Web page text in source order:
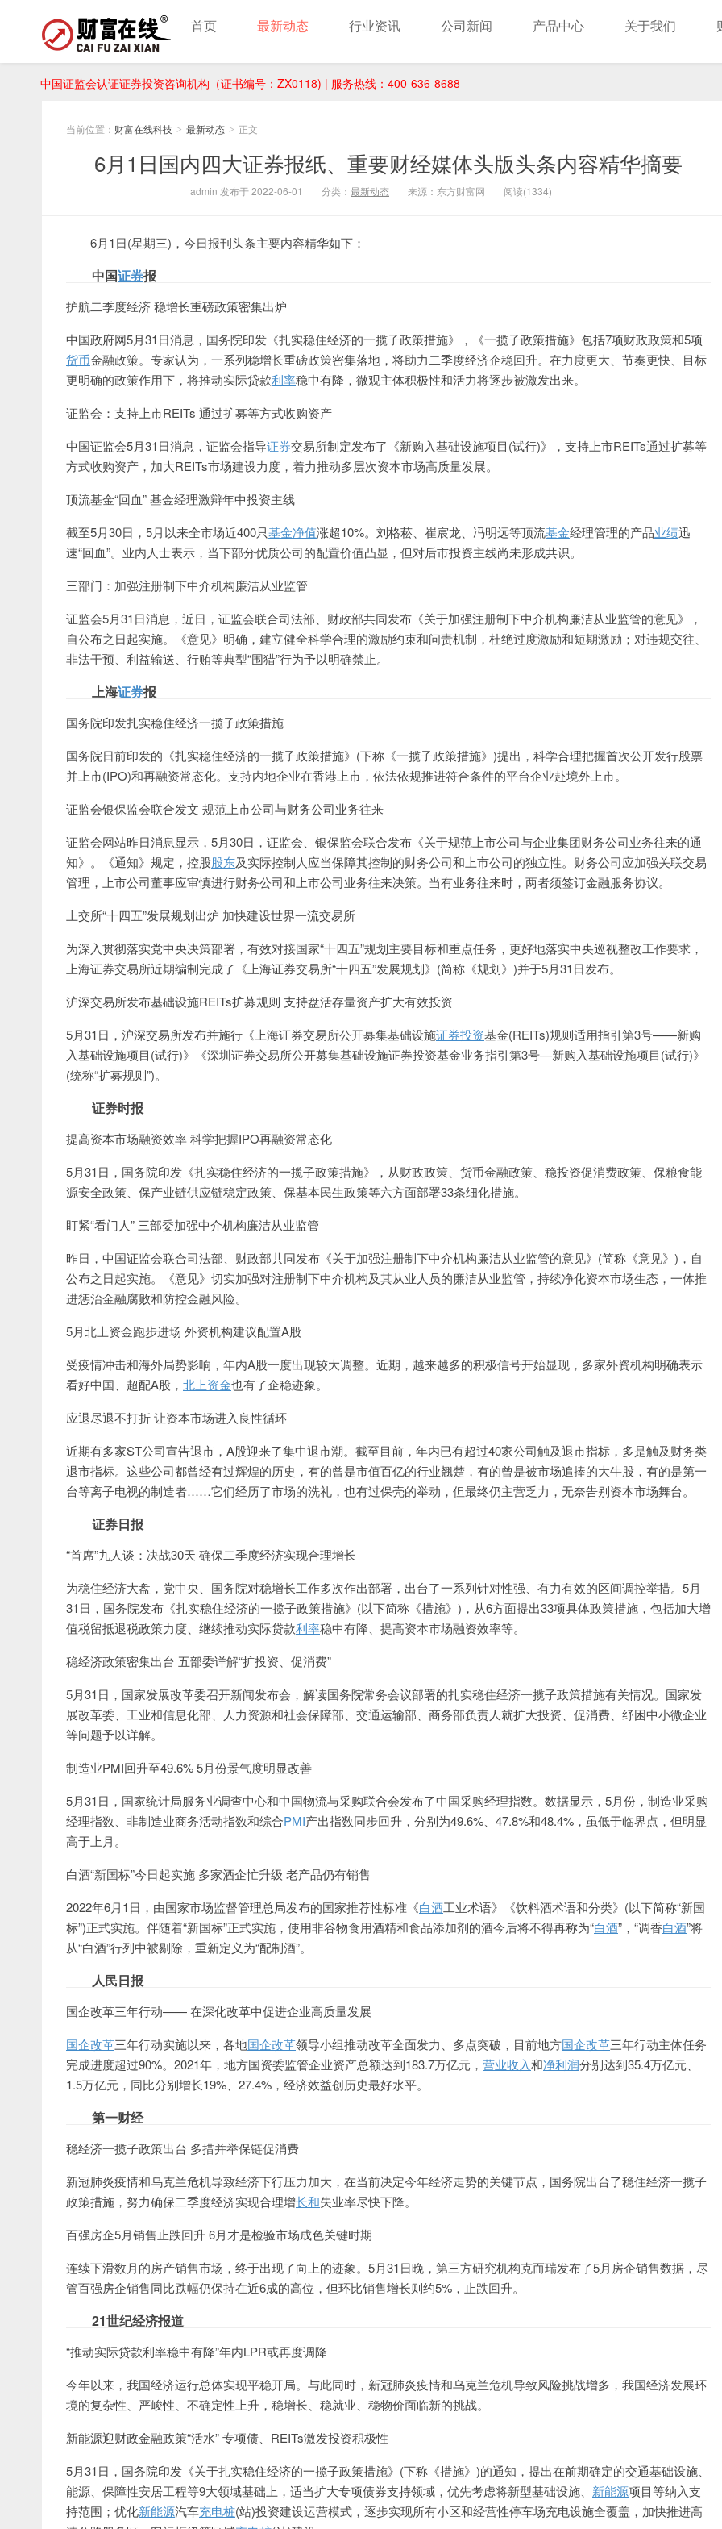
中国证监会认证证券投资咨询机构（证书编号：ZX0118) | 服务热线：400-636-8688
首页 最新动态 行业资讯 公司新闻 产品中心 关于我们
当前位置： 财富在线科技 > 最新动态 > 正文
6月1日国内四大证券报纸、重要财经媒体头版头条内容精华摘要
admin 发布于 2022-06-01 分类： 最新动态 来源：东方财富网 阅读(1334)
6月1日(星期三)，今日报刊头条主要内容精华如下：
中国证券报
护航二季度经济 稳增长重磅政策密集出炉
中国政府网5月31日消息，国务院印发《扎实稳住经济的一揽子政策措施》，《一揽子政策措施》包括7项财政政策和5项
货币金融政策。专家认为，一系列稳增长重磅政策密集落地，将助力二季度经济企稳回升。在力度更大、节奏更快、目标
更明确的政策作用下，将推动实际贷款利率稳中有降，微观主体积极性和活力将逐步被激发出来。
证监会：支持上市REITs 通过扩募等方式收购资产
中国证监会5月31日消息，证监会指导证券交易所制定发布了《新购入基础设施项目(试行)》，支持上市REITs通过扩募等
方式收购资产，加大REITs市场建设力度，着力推动多层次资本市场高质量发展。
顶流基金“回血” 基金经理激辩年中投资主线
截至5月30日，5月以来全市场近400只基金净值涨超10%。刘格菘、崔宸龙、冯明远等顶流基金经理管理的产品业绩迅
速“回血”。业内人士表示，当下部分优质公司的配置价值凸显，但对后市投资主线尚未形成共识。
三部门：加强注册制下中介机构廉洁从业监管
证监会5月31日消息，近日，证监会联合司法部、财政部共同发布《关于加强注册制下中介机构廉洁从业监管的意见》，
自公布之日起实施。《意见》明确，建立健全科学合理的激励约束和问责机制，杜绝过度激励和短期激励；对违规交往、
非法干预、利益输送、行贿等典型“围猎”行为予以明确禁止。
上海证券报
国务院印发扎实稳住经济一揽子政策措施
国务院日前印发的《扎实稳住经济的一揽子政策措施》(下称《一揽子政策措施》)提出，科学合理把握首次公开发行股票
并上市(IPO)和再融资常态化。支持内地企业在香港上市，依法依规推进符合条件的平台企业赴境外上市。
证监会银保监会联合发文 规范上市公司与财务公司业务往来
证监会网站昨日消息显示，5月30日，证监会、银保监会联合发布《关于规范上市公司与企业集团财务公司业务往来的通
知》。《通知》规定，控股股东及实际控制人应当保障其控制的财务公司和上市公司的独立性。财务公司应加强关联交易
管理，上市公司董事应审慎进行财务公司和上市公司业务往来决策。当有业务往来时，两者须签订金融服务协议。
上交所“十四五”发展规划出炉 加快建设世界一流交易所
为深入贯彻落实党中央决策部署，有效对接国家“十四五”规划主要目标和重点任务，更好地落实中央巡视整改工作要求，
上海证券交易所近期编制完成了《上海证券交易所“十四五”发展规划》(简称《规划》)并于5月31日发布。
沪深交易所发布基础设施REITs扩募规则 支持盘活存量资产扩大有效投资
5月31日，沪深交易所发布并施行《上海证券交易所公开募集基础设施证券投资基金(REITs)规则适用指引第3号——新购
入基础设施项目(试行)》《深圳证券交易所公开募集基础设施证券投资基金业务指引第3号—新购入基础设施项目(试行)》
(统称“扩募规则”)。
证券时报
提高资本市场融资效率 科学把握IPO再融资常态化
5月31日，国务院印发《扎实稳住经济的一揽子政策措施》，从财政政策、货币金融政策、稳投资促消费政策、保粮食能
源安全政策、保产业链供应链稳定政策、保基本民生政策等六方面部署33条细化措施。
盯紧“看门人” 三部委加强中介机构廉洁从业监管
昨日，中国证监会联合司法部、财政部共同发布《关于加强注册制下中介机构廉洁从业监管的意见》(简称《意见》)，自
公布之日起实施。《意见》切实加强对注册制下中介机构及其从业人员的廉洁从业监管，持续净化资本市场生态，一体推
进惩治金融腐败和防控金融风险。
5月北上资金跑步进场 外资机构建议配置A股
受疫情冲击和海外局势影响，年内A股一度出现较大调整。近期，越来越多的积极信号开始显现，多家外资机构明确表示
看好中国、超配A股， 北上资金也有了企稳迹象。
应退尽退不打折 让资本市场进入良性循环
近期有多家ST公司宣告退市，A股迎来了集中退市潮。截至目前，年内已有超过40家公司触及退市指标，多是触及财务类
退市指标。这些公司都曾经有过辉煌的历史，有的曾是市值百亿的行业翘楚，有的曾是被市场追捧的大牛股，有的是第一
台等离子电视的制造者……它们经历了市场的洗礼，也有过保壳的举动，但最终仍主营乏力，无奈告别资本市场舞台。
证券日报
“首席”九人谈：决战30天 确保二季度经济实现合理增长
为稳住经济大盘，党中央、国务院对稳增长工作多次作出部署，出台了一系列针对性强、有力有效的区间调控举措。5月
31日，国务院发布《扎实稳住经济的一揽子政策措施》(以下简称《措施》)，从6方面提出33项具体政策措施，包括加大增
值税留抵退税政策力度、继续推动实际贷款利率稳中有降、提高资本市场融资效率等。
稳经济政策密集出台 五部委详解“扩投资、促消费”
5月31日，国家发展改革委召开新闻发布会，解读国务院常务会议部署的扎实稳住经济一揽子政策措施有关情况。国家发
展改革委、工业和信息化部、人力资源和社会保障部、交通运输部、商务部负责人就扩大投资、促消费、纾困中小微企业
等问题予以详解。
制造业PMI回升至49.6% 5月份景气度明显改善
5月31日，国家统计局服务业调查中心和中国物流与采购联合会发布了中国采购经理指数。数据显示，5月份，制造业采购
经理指数、非制造业商务活动指数和综合PMI产出指数同步回升，分别为49.6%、47.8%和48.4%，虽低于临界点，但明显
高于上月。
白酒“新国标”今日起实施 多家酒企忙升级 老产品仍有销售
2022年6月1日，由国家市场监督管理总局发布的国家推荐性标准《白酒工业术语》《饮料酒术语和分类》(以下简称“新国
标”)正式实施。伴随着“新国标”正式实施，使用非谷物食用酒精和食品添加剂的酒今后将不得再称为“白酒”，“调香白酒”将
从“白酒”行列中被剔除，重新定义为“配制酒”。
人民日报
国企改革三年行动—— 在深化改革中促进企业高质量发展
国企改革三年行动实施以来，各地国企改革领导小组推动改革全面发力、多点突破，目前地方国企改革三年行动主体任务
完成进度超过90%。2021年，地方国资委监管企业资产总额达到183.7万亿元， 营业收入和净利润分别达到35.4万亿元、
1.5万亿元，同比分别增长19%、27.4%，经济效益创历史最好水平。
第一财经
稳经济一揽子政策出台 多措并举保链促消费
新冠肺炎疫情和乌克兰危机导致经济下行压力加大，在当前决定今年经济走势的关键节点，国务院出台了稳住经济一揽子
政策措施，努力确保二季度经济实现合理增长和失业率尽快下降。
百强房企5月销售止跌回升 6月才是检验市场成色关键时期
连续下滑数月的房产销售市场，终于出现了向上的迹象。5月31日晚，第三方研究机构克而瑞发布了5月房企销售数据，尽
管百强房企销售同比跌幅仍保持在近6成的高位，但环比销售增长则约5%，止跌回升。
21世纪经济报道
“推动实际贷款利率稳中有降”年内LPR或再度调降
今年以来，我国经济运行总体实现平稳开局。与此同时，新冠肺炎疫情和乌克兰危机导致风险挑战增多，我国经济发展环
境的复杂性、严峻性、不确定性上升，稳增长、稳就业、稳物价面临新的挑战。
新能源迎财政金融政策“活水” 专项债、REITs激发投资积极性
5月31日，国务院印发《关于扎实稳住经济的一揽子政策措施》(下称《措施》)的通知，提出在前期确定的交通基础设施、
能源、保障性安居工程等9大领域基础上，适当扩大专项债券支持领域，优先考虑将新型基础设施、 新能源项目等纳入支
持范围；优化新能源汽车充电桩(站)投资建设运营模式，逐步实现所有小区和经营性停车场充电设施全覆盖，加快推进高